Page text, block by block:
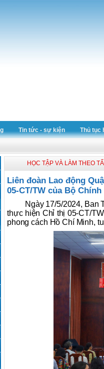
Tin tức - sự kiện Thủ tục
HỌC TẬP VÀ LÀM THEO
Liên đoàn Lao động
05-CT/TW của Bộ
Ngày 17/5/2024, Ban
thực hiện Chỉ thị 05-CT/
phong cách Hồ Chí Minh,